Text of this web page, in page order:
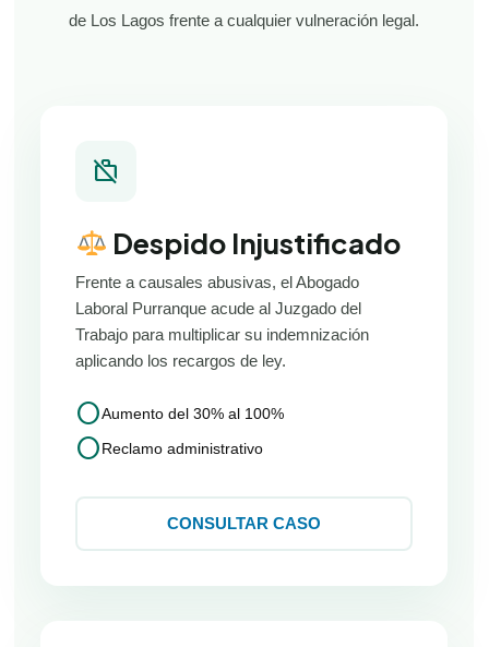
de Los Lagos frente a cualquier vulneración legal.
work_off
Despido Injustificado
Frente a causales abusivas, el Abogado
Laboral Purranque acude al Juzgado del
Trabajo para multiplicar su indemnización
aplicando los recargos de ley.
circleAumento del 30% al 100%
circleReclamo administrativo
CONSULTAR CASO